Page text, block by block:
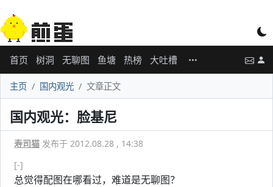
首页 树洞 无聊图 鱼塘 热榜 大吐槽
主页 国内观光 文章正文
国内观光：脸基尼
寿司猫 发布于 2012.08.28 , 14:38
[-]
总觉得配图在哪看过，难道是无聊图？